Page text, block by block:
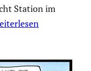
Station im